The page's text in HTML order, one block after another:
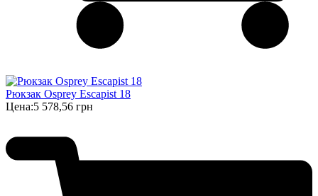
Рюкзак Osprey Escapist 18
Цена:5 578,56 грн